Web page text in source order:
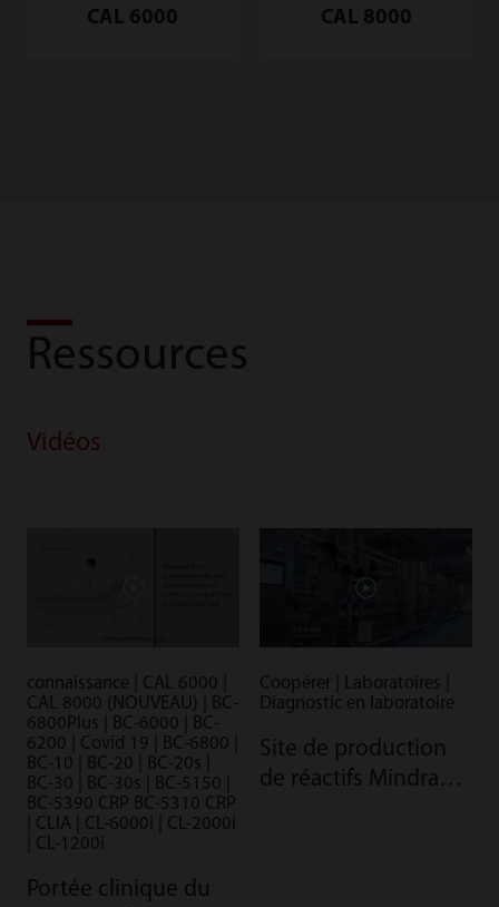
CAL 6000 CAL 8000
Ressources
Vidéos
connaissance | CAL 6000 |
CAL 8000 (NOUVEAU) | BC-
6800Plus | BC-6000 | BC-
6200 | Covid 19 | BC-6800 |
BC-10 | BC-20 | BC-20s |
BC-30 | BC-30s | BC-5150 |
BC-5390 CRP BC-5310 CRP
| CLIA | CL-6000i | CL-2000i
| CL-1200i
Portée clinique du
Coopérer | Laboratoires |
Diagnostic en laboratoire
Site de production
de réactifs Mindray -